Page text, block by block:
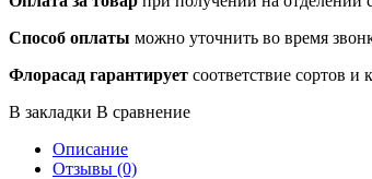
Способ оплаты можно уточнить во время
Флорасад гарантирует соответствие сортов
В закладки В сравнение
Описание
Отзывы (0)